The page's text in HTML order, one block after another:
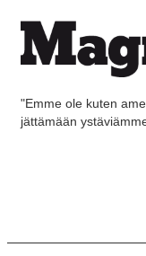
"Emme ole kuten
jättämään